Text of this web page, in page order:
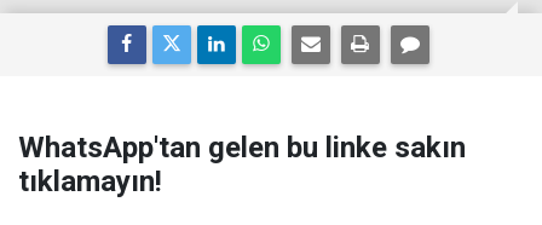
WhatsApp'tan gelen bu linke sakın
tıklamayın!